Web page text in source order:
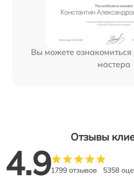
Вы можете ознакомиться
мастера
Отзывы
4.91799 отзывов 5358